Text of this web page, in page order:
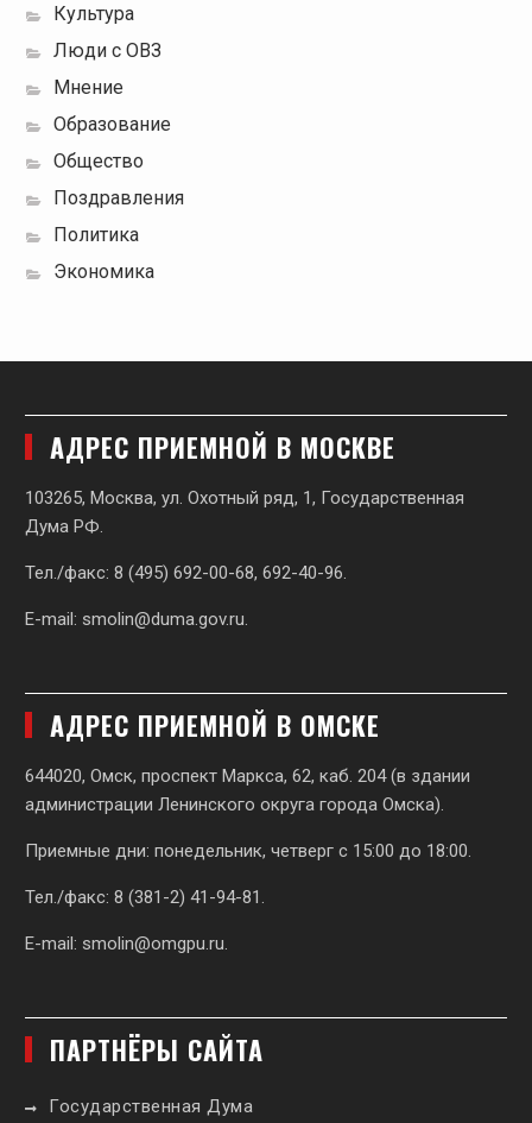
Культура
Люди с ОВЗ
Мнение
Образование
Общество
Поздравления
Политика
Экономика
АДРЕС ПРИЕМНОЙ В МОСКВЕ
103265, Москва, ул. Охотный ряд, 1, Государственная
Дума РФ.
Тел./факс: 8 (495) 692-00-68, 692-40-96.
E-mail: smolin@duma.gov.ru
АДРЕС ПРИЕМНОЙ В ОМСКЕ
644020, Омск, проспект Маркса, 62, каб. 204 (в здании
администрации Ленинского округа города Омска).
Приемные дни: понедельник, четверг с 15:00 до 18:00.
Тел./факс: 8 (381-2) 41-94-81.
E-mail: smolin@omgpu.ru
ПАРТНЁРЫ САЙТА
Государственная Дума